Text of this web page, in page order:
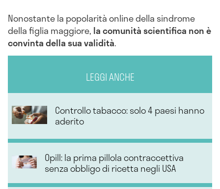
Nonostante la popolarità online della sindrome
della figlia maggiore, la comunità scientifica non è
convinta della sua validità.
LEGGI ANCHE
Controllo tabacco: solo 4 paesi hanno
aderito
Opill: la prima pillola contraccettiva
senza obbligo di ricetta negli USA